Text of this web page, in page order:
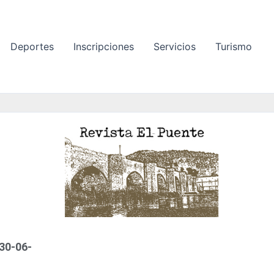
Deportes Inscripciones Servicios Turismo
06-